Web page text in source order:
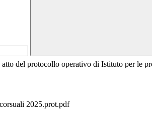
del protocollo operativo di Istituto per le
2025.prot.pdf